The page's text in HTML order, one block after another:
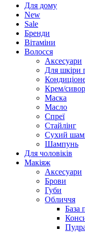
Для дому
New
Sale
Бренди
Вітаміни
Волосся
Аксесуари
Для шкіри
Крем/
Маска
Масло
Спреї
Стайлінг
Сухий
Шампунь
Для чоловіків
Макіяж
Аксесуари
Брови
Губи
Обличчя
База